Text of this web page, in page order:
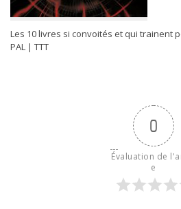
Les 10 livres si convoités et qui trainent
PAL | TTT
0
Évaluation de
e